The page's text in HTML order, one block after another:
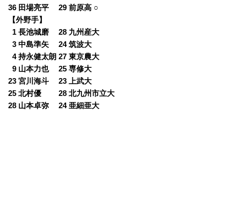
36 田場亮平 29 前原高 ○
【外野手】
1 長池城磨 28 九州産大
03 中島準矢 24 筑波大
04 持永健太朗 27 東京農大
09 山本力也 25 専修大
23 宮川海斗 23 上武大
25 北村優 28 北九州市立大
28 山本卓弥 24 亜細亜大